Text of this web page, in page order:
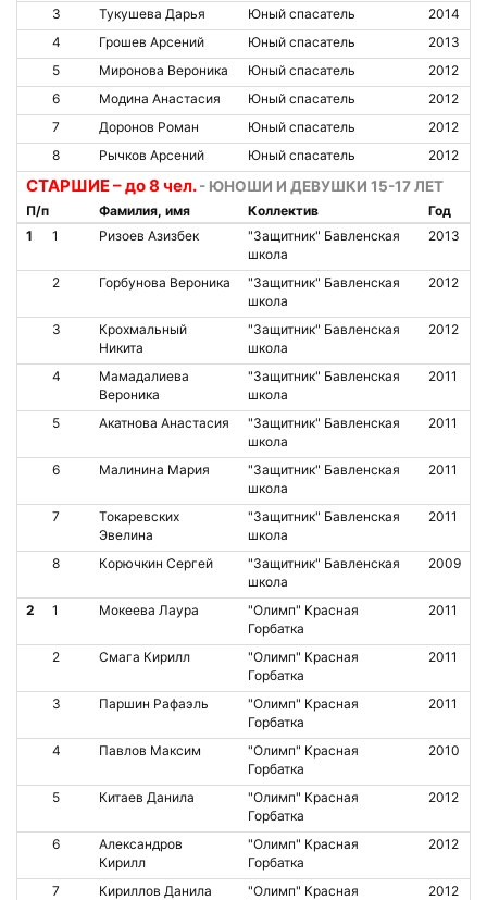
3 Тукушева Дарья Юный спасатель
2014
4
Грошев Арсений Юный спасатель
2013
5
Миронова Вероника Юный спасатель
2012
6
Модина Анастасия Юный спасатель
2012
7
Доронов Роман Юный спасатель
2012
8
Рычков Арсений Юный спасатель 2012
СТАРШИЕ – до 8 чел. - ЮНОШИ И ДЕВУШКИ 15-17 ЛЕТ
П/п Фамилия, имя Коллектив
Год
1
1 Ризоев Азизбек
"Защитник" Бавленская
школа
2013
2 Горбунова Вероника
"Защитник" Бавленская
школа
2012
3
Крохмальный
Никита
"Защитник" Бавленская
школа
2012
4
Мамадалиева
Вероника
"Защитник" Бавленская
школа
2011
5 Акатнова Анастасия
"Защитник" Бавленская
школа
2011
6 Малинина Мария
"Защитник" Бавленская
школа
2011
7
Токаревских
Эвелина
"Защитник" Бавленская
школа
2011
8 Корючкин Сергей
"Защитник" Бавленская
школа
2009
2 1 Мокеева Лаура
"Олимп" Красная
Горбатка
2011
2 Смага Кирилл
"Олимп" Красная
Горбатка
2011
3 Паршин Рафаэль
"Олимп" Красная
Горбатка
2011
4 Павлов Максим
"Олимп" Красная
Горбатка
2010
5 Китаев Данила
"Олимп" Красная
Горбатка
2012
6
Александров
Кирилл
"Олимп" Красная
Горбатка
2012
7 Кириллов Данила
"Олимп" Красная
2012